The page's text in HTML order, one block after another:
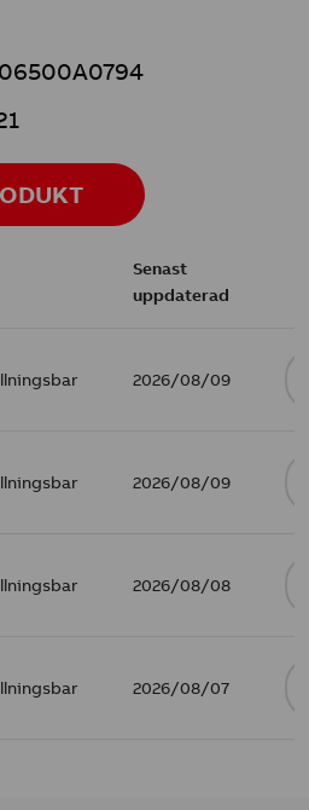
Senast
uppdaterad
2026/08/09
2026/08/09
2026/08/08
2026/08/07